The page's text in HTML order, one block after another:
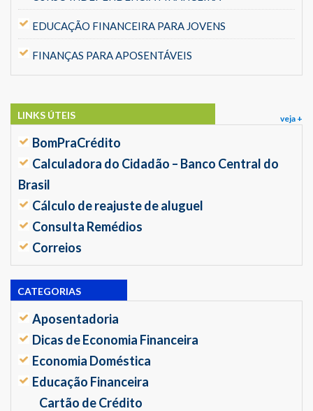
EDUCAÇÃO FINANCEIRA PARA JOVENS
FINANÇAS PARA APOSENTÁVEIS
veja +
LINKS ÚTEIS
BomPraCrédito
Calculadora do Cidadão – Banco Central do
Brasil
Cálculo de reajuste de aluguel
Consulta Remédios
Correios
CATEGORIAS
Aposentadoria
Dicas de Economia Financeira
Economia Doméstica
Educação Financeira
Cartão de Crédito